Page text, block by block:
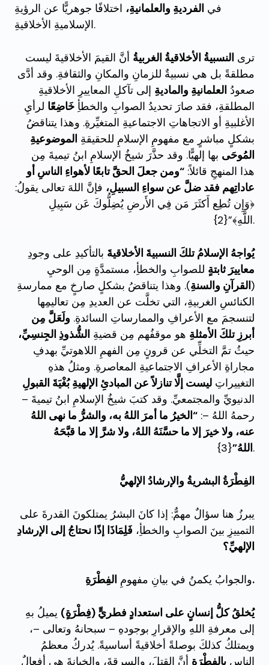
في الفرديةِ والعلمانيةِ، اختلافًا جوهريًّا عن الرؤيةِ
الإسلاميةِ الأخلاقيةِ.
ترى النسبيةُ الأخلاقيةُ الغربيةُ أنَّ القيمَ الأخلاقيةَ ليست
مطلقةً بل هي نسبيةٌ للزمانِ والمكانِ والثقافةِ. وقد أدَّى
صعودُ العلمانيةِ والماديةِ إلى تآكلِ المعاييرِ الأخلاقيةِ
المطلقةِ، فقد صارَ تحديدُ الصوابِ والخطأِ خَاضِعًا لرأيِ
الأغلبيةِ أو الاتجاهاتِ الاجتماعيةِ المتغيِّرةِ. وهذا يتناقضُ
بشكلٍ مباشرٍ مع مفهومِ الإسلامِ للحقيقةِ الموضوعيةِ
المُوحَى بها إلهيًّا. وقد حذَّرَ شيخُ الإسلامِ ابنُ تيميةَ مِن
هذا المنهجِ قائلاً: “ومن جعلَ الحقَّ تابعًا لأهواءِ الناسِ أو
عاداتِهم فقد ضلَّ عن سواءِ السبيلِ، فإنَّ اللهَ تعالى يقولُ:
﴿وَإِن تُطِع أَكثَرَ مَن فِي الأَرضِ يُضِلُّوكَ عَن سَبِيلِ
اللَّهِ﴾”{2}.
يُواجهُ الإسلامُ تلكَ النسبيةَ الأخلاقيةَ بالتأكيدِ على وجودِ
معاييرَ ثابتةٍ للصوابِ والخطأِ، مستمدَّةٍ مِن الوحيِ
(القرآنِ والسنةِ). وهذا يتناقضُ بشكلٍ صارخٍ مع ممارسةِ
الكنائسِ الغربيةِ، التي تخلَّت عن العديدِ مِن تعاليمِها
لتنسجمَ مع الأعرافِ والممارساتِ السائدةِ. ولَعَلَّ مِن
أبرزِ تلكَ الأمثلةِ هو موقفُهم مِن قضيةِ الشُّذوذِ الجِنسِيِّ،
حيثُ تمَّ التخلِّي عن قرونٍ مِن الفهمِ اللاهوتيِّ بهدفِ
مجاراةِ الأعرافِ الاجتماعيةِ المعاصرةِ. ومثلُ هذهِ
التغييراتِ ليست إلَّا تنازلاً عن المبادئِ الإلهيةِ بُغْيَةَ القبولِ
الدنيويِّ والمجتمعيِّ. وقد كتبَ شيخُ الإسلامِ ابنُ تيميةَ –
رحمهُ اللهُ –: “الخيرُ ما أمرَ اللهُ به، والشرُّ ما نهى اللهُ
عنه، ولا خيرَ إلا ما حسَّنَهُ اللهُ، ولا شرَّ إلا ما قبَّحَهُ
اللهُ”{3}.
الفِطْرَةُ البشريةُ والإرشادُ الإلهيُّ
يبرزُ هنا سؤالٌ مهمٌّ: إذا كانَ البشرُ يمتلكونَ القدرةَ على
التمييزِ بينَ الصوابِ والخطأِ، فَلِمَاذَا إذًا نحتاجُ إلى الإرشادِ
الإلهيِّ؟
والجوابُ يكمنُ في بيانِ مفهومِالفِطْرَةِ.
يُخلقُ كلُّ إنسانٍ على استعدادٍ فطريٍّ (فِطْرَةٍ) يميلُ بهِ
إلى معرفةِ اللهِ والإقرارِ بوجودهِ – سبحانهُ وتعالى –،
ويمتلكُ كذلكَ بوصلةً أخلاقيةً أساسيةً. يُدركُ معظمُ
الناسِ بِالفِطْرَةِ أنَّ القتلَ، والسرقةَ، والخيانةَ هي أفعالٌ